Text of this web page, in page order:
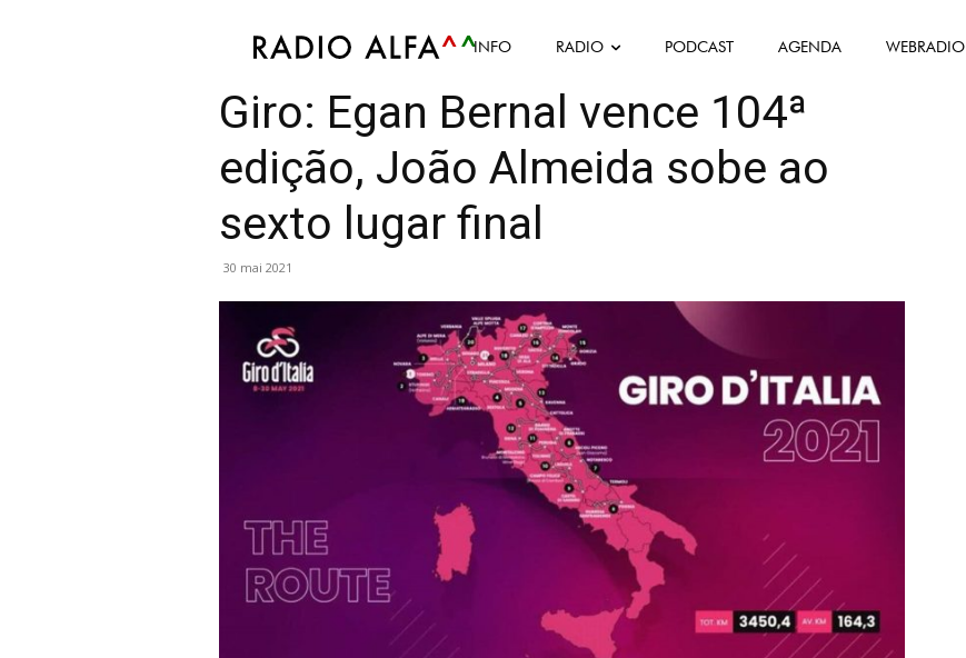
INFO RADIO PODCAST AGENDA WEBRADIO
Atualidade Desportiva Notícias Desportivas
Giro: Egan Bernal vence 104ª
edição, João Almeida sobe ao
sexto lugar final
30 mai 2021